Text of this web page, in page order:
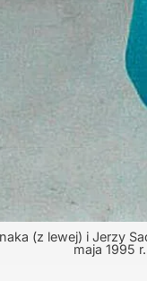
(z lewej) i Jerzy
maja 1995 r.